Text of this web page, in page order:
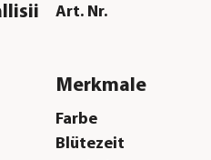
Art. Nr.
Merkmale
Farbe
Blütezeit